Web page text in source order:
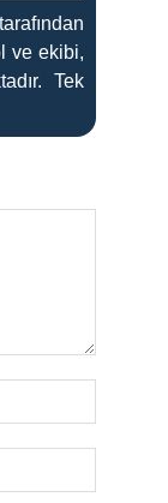
ve ekibi,
Tek